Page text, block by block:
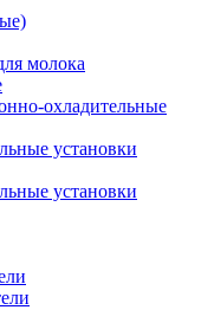
молока
охладительные
установки
установки